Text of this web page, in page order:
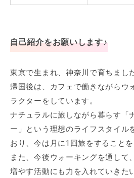
自己紹介をお願いします♪
東京で生まれ、神奈川で育ちまし
帰国後は、カフェで働きながらウ
ラクターをしています。
ナチュラルに旅しながら暮らす「
ー」という理想のライフスタイル
おり、今は月に1回旅をすること
また、今後ウォーキングを通して
増やす活動にも力を入れていきた